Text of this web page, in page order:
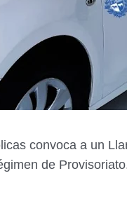
convoca a un
de